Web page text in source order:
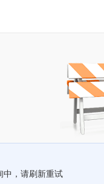
中，请刷新重试